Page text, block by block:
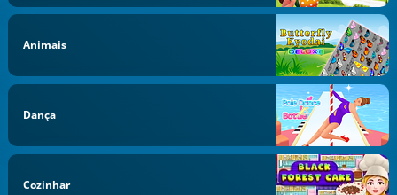
Animais
Dança
Cozinhar